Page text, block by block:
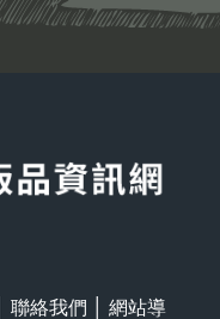
聯絡我們
網站導